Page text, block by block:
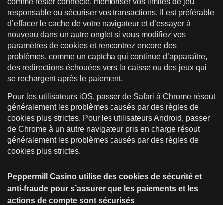
comme rester connecté, mémoriser vos limites de jeu
responsable ou sécuriser vos transactions. Il est préférable
d’effacer le cache de votre navigateur et d’essayer à
nouveau dans un autre onglet si vous modifiez vos
paramètres de cookies et rencontrez encore des
problèmes, comme un captcha qui continue d’apparaître,
des redirections échouées vers la caisse ou des jeux qui
se rechargent après le paiement.
Pour les utilisateurs iOS, passer de Safari à Chrome résout
généralement les problèmes causés par des règles de
cookies plus strictes. Pour les utilisateurs Android, passer
de Chrome à un autre navigateur pris en charge résout
généralement les problèmes causés par des règles de
cookies plus strictes.
Peppermill Casino utilise des cookies de sécurité et
anti-fraude pour s’assurer que les paiements et les
actions de compte sont sécurisés